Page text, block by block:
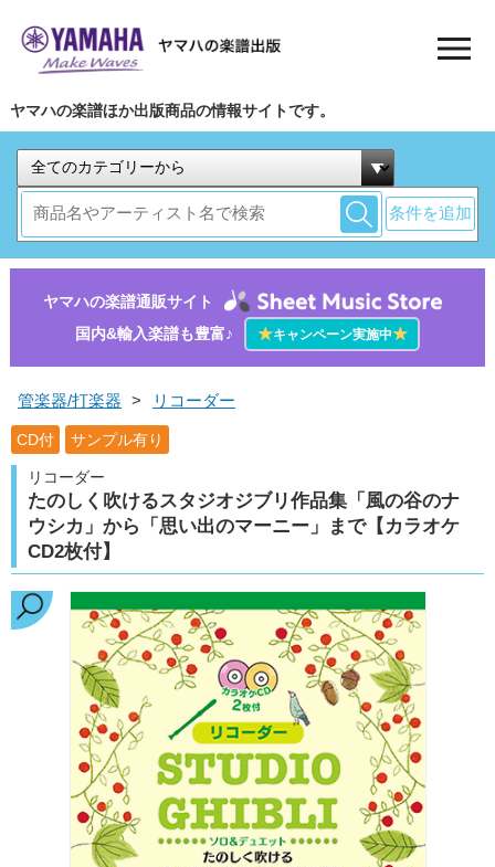
ヤマハの楽譜ほか出版商品の情報サイトです。
条件を追加
ヤマハの楽譜通販サイト
国内&輸入楽譜も豊富♪
★キャンペーン実施中★
管楽器/打楽器 > リコーダー
CD付 サンプル有り
リコーダー
たのしく吹けるスタジオジブリ作品集「風の谷のナ
ウシカ」から「思い出のマーニー」まで【カラオケ
CD2枚付】